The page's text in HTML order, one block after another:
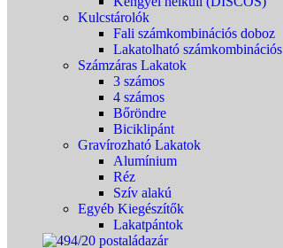
Kulcstárolók
Fali számkombinációs doboz
Lakatolható számkombinációs
Számzáras Lakatok
3 számos
4 számos
Bőröndre
Biciklipánt
Gravírozható Lakatok
Alumínium
Réz
Szív alakú
Egyéb Kiegészítők
Lakatpántok